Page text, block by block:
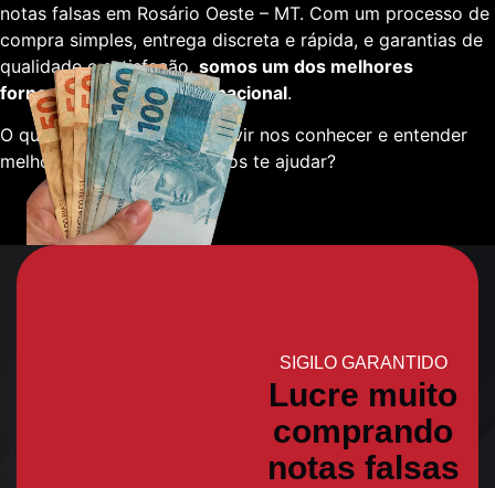
notas falsas em Rosário Oeste – MT. Com um processo de
compra simples, entrega discreta e rápida, e garantias de
qualidade e satisfação, somos um dos melhores
fornecedores em escala nacional.
O que está esperando para vir nos conhecer e entender
melhor sobre como podemos te ajudar?
SIGILO GARANTIDO
Lucre muito
comprando
notas falsas